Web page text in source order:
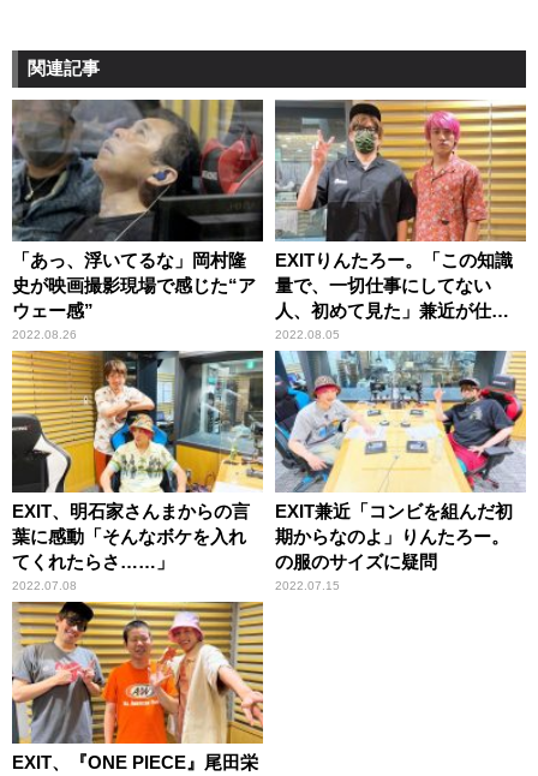
関連記事
「あっ、浮いてるな」岡村隆
史が映画撮影現場で感じた“ア
ウェー感”
2022.08.26
EXITりんたろー。「この知識
量で、一切仕事にしてない
人、初めて見た」兼近が仕事
で漫画を語らない理由
2022.08.05
EXIT、明石家さんまからの言
葉に感動「そんなボケを入れ
てくれたらさ……」
2022.07.08
EXIT兼近「コンビを組んだ初
期からなのよ」りんたろー。
の服のサイズに疑問
2022.07.15
EXIT、『ONE PIECE』尾田栄